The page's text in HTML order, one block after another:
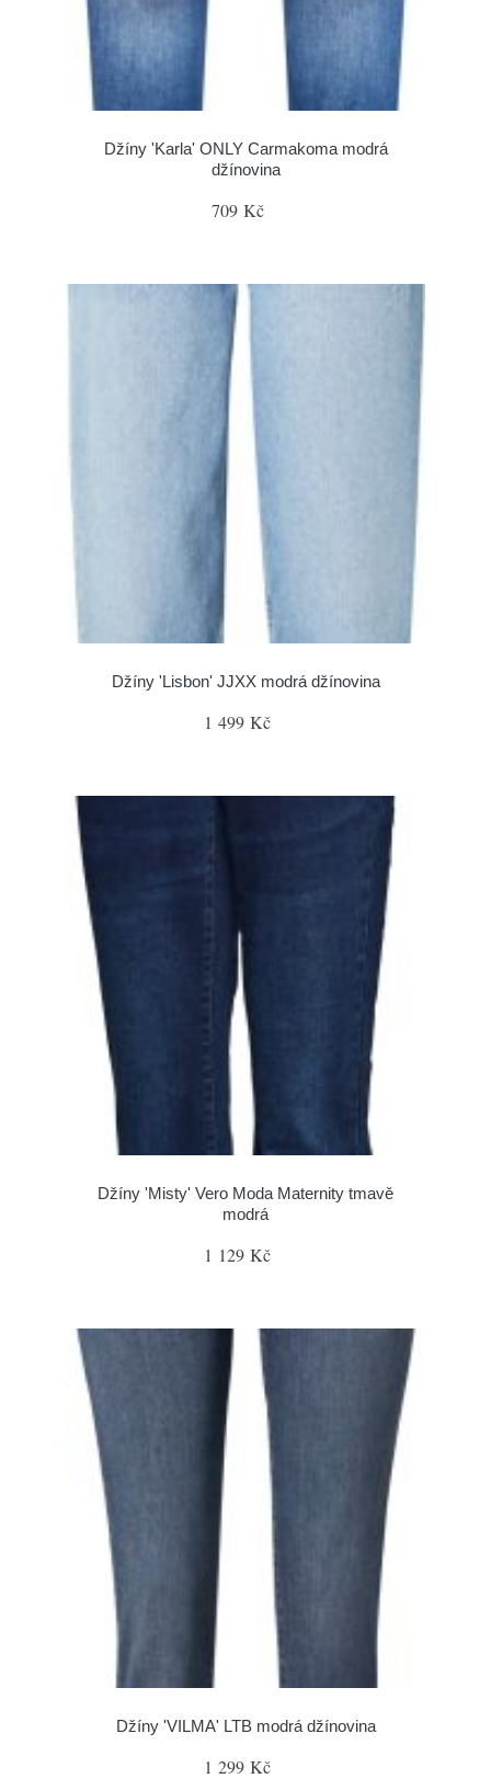
Džíny 'Karla' ONLY Carmakoma modrá
džínovina
709 Kč
Džíny 'Lisbon' JJXX modrá džínovina
1 499 Kč
Džíny 'Misty' Vero Moda Maternity tmavě
modrá
1 129 Kč
Džíny 'VILMA' LTB modrá džínovina
1 299 Kč